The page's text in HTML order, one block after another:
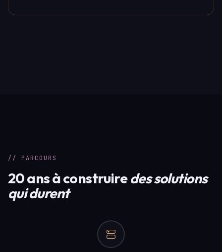
// PARCOURS
20 ans à construiredes solutions
qui durent